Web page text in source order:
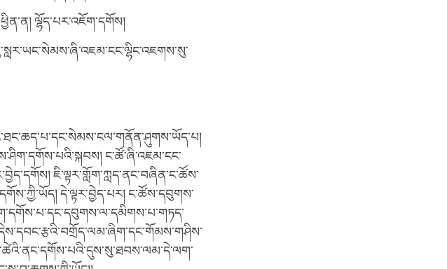
ལྷོད་པར་འཇོག་དགོས།
ང་ཚོ་ཞི་འཇམ་ངང་
ཇི་ལྟར་གློག་ཀླད་ནང་བཞིན་ང་ཚོས་
དེ་ལྟར་བྱེད་པར། ང་ཚོས་དབུགས་